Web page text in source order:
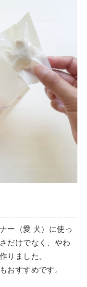
ー（愛 犬）に使っ
だけでなく、やわ
りました。
おすすめです。